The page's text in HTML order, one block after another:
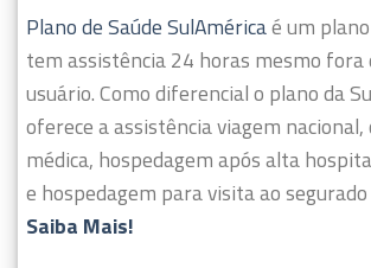
Plano de Saúde SulAméricaé um
tem assistência 24 horas mesmo fora
usuário.Como diferencial o plano da
oferece a assistência viagem nacional,
médica, hospedagem após alta
e hospedagem para visita ao
Saiba Mais!